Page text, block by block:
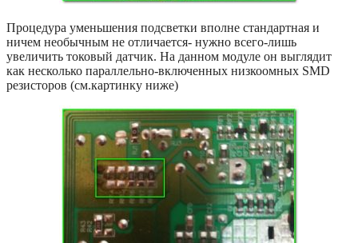
Процедура уменьшения подсветки вполне стандартная и
ничем необычным не отличается- нужно всего-лишь
увеличить токовый датчик. На данном модуле он выглядит
как несколько параллельно-включенных низкоомных SMD
резисторов (см.картинку ниже)